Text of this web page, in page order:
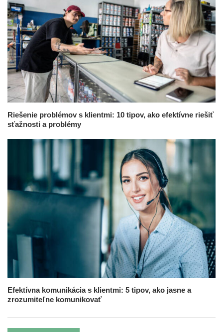
Riešenie problémov s klientmi: 10 tipov, ako efektívne riešiť
sťažnosti a problémy
Efektívna komunikácia s klientmi: 5 tipov, ako jasne a
zrozumiteľne komunikovať